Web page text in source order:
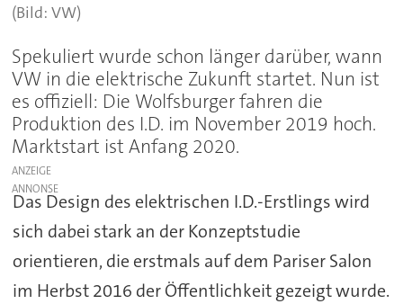
(Bild: VW)
Spekuliert wurde schon länger darüber, wann
VW in die elektrische Zukunft startet. Nun ist
es offiziell: Die Wolfsburger fahren die
Produktion des I.D. im November 2019 hoch.
Marktstart ist Anfang 2020.
ANZEIGE
Das Design des elektrischen I.D.-Erstlings wird
sich dabei stark an der Konzeptstudie
orientieren, die erstmals auf dem Pariser Salon
im Herbst 2016 der Öffentlichkeit gezeigt wurde.